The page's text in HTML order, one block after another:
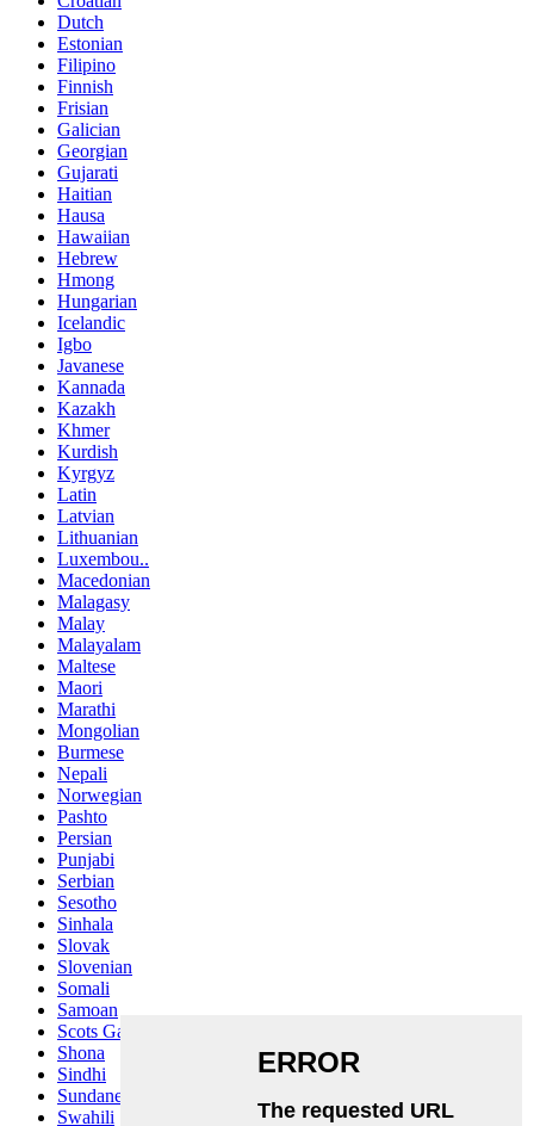
Dutch
Estonian
Filipino
Finnish
Frisian
Galician
Georgian
Gujarati
Haitian
Hausa
Hawaiian
Hebrew
Hmong
Hungarian
Icelandic
Igbo
Javanese
Kannada
Kazakh
Khmer
Kurdish
Kyrgyz
Latin
Latvian
Lithuanian
Luxembou..
Macedonian
Malagasy
Malay
Malayalam
Maltese
Maori
Marathi
Mongolian
Burmese
Nepali
Norwegian
Pashto
Persian
Punjabi
Serbian
Sesotho
Sinhala
Slovak
Slovenian
Somali
Samoan
Scots Gaelic
Shona
Sindhi
Sundanese
Swahili